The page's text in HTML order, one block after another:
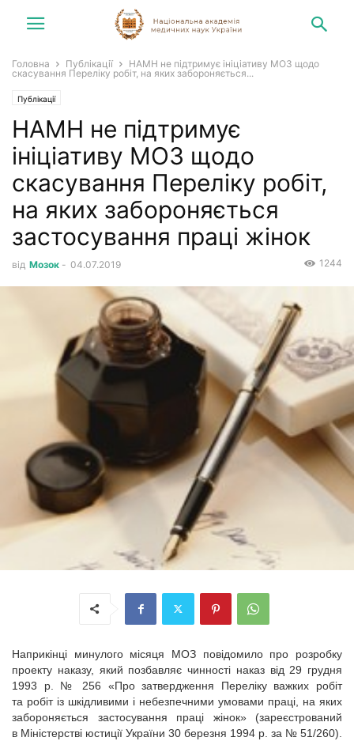
Головна Публікації
НАМН не підтримує ініціативу МОЗ щодо
скасування Переліку робіт, на яких забороняється...
Публікації
НАМН не підтримує
ініціативу МОЗ щодо
скасування Переліку робіт,
на яких забороняється
застосування праці жінок
від Мозок - 04.07.2019 1244
Наприкінці минулого місяця МОЗ повідомило про розробку
проекту наказу, який позбавляє чинності наказ від 29 грудня
1993 р. № 256 «Про затвердження Переліку важких робіт
та робіт із шкідливими і небезпечними умовами праці, на яких
забороняється застосування праці жінок» (зареєстрований
в Міністерстві юстиції України 30 березня 1994 р. за № 51/260).